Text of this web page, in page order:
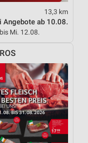
13,3 km
Angebote ab 10.08.
Mi. 12.08.
oder
von